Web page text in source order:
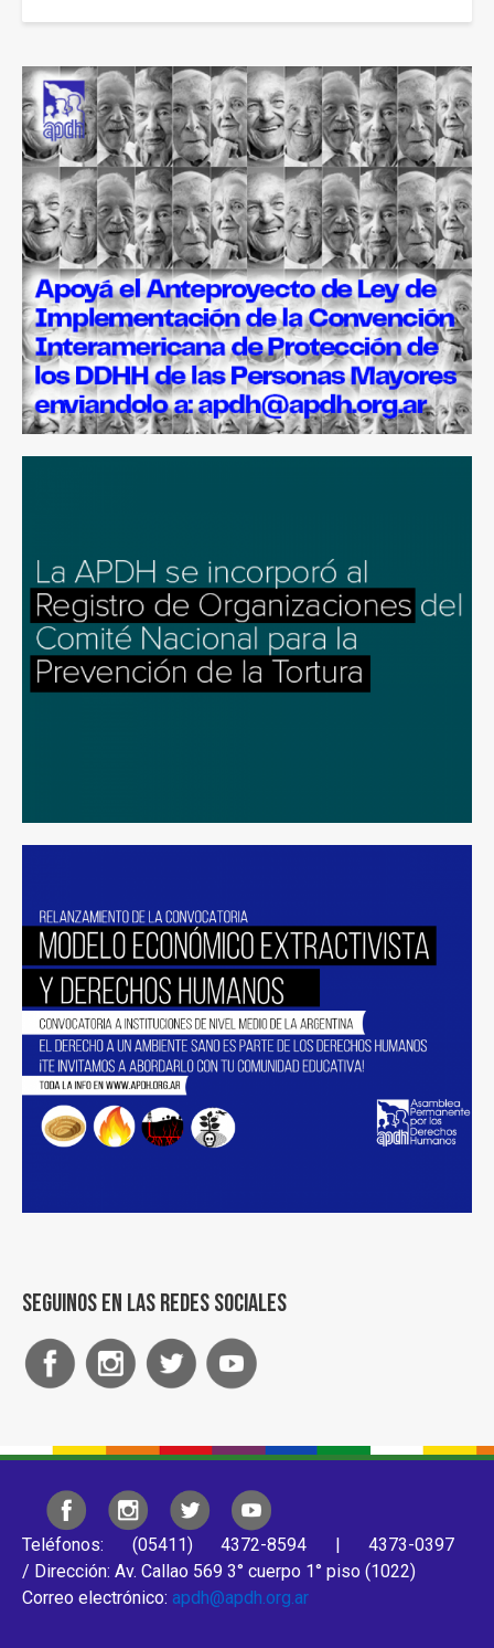
Seguinos en las redes sociales
Teléfonos: (05411) 4372-8594 | 4373-0397
/ Dirección: Av. Callao 569 3° cuerpo 1° piso (1022)
Correo electrónico: apdh@apdh.org.ar